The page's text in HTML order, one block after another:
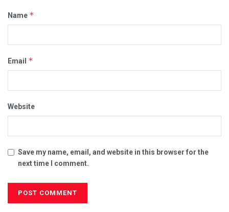
Name *
Email *
Website
Save my name, email, and website in this browser for the
next time I comment.